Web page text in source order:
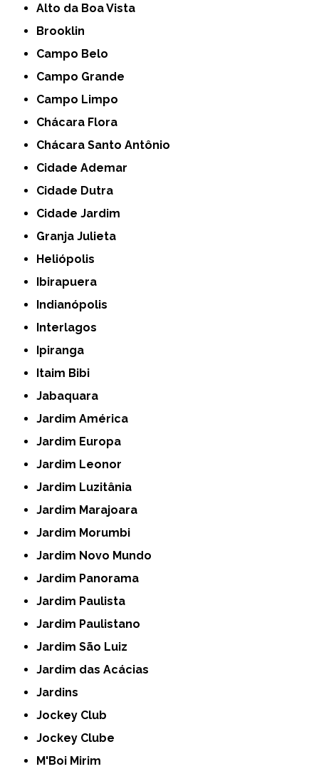
Alto da Boa Vista
Brooklin
Campo Belo
Campo Grande
Campo Limpo
Chácara Flora
Chácara Santo Antônio
Cidade Ademar
Cidade Dutra
Cidade Jardim
Granja Julieta
Heliópolis
Ibirapuera
Indianópolis
Interlagos
Ipiranga
Itaim Bibi
Jabaquara
Jardim América
Jardim Europa
Jardim Leonor
Jardim Luzitânia
Jardim Marajoara
Jardim Morumbi
Jardim Novo Mundo
Jardim Panorama
Jardim Paulista
Jardim Paulistano
Jardim São Luiz
Jardim das Acácias
Jardins
Jockey Club
Jockey Clube
M'Boi Mirim